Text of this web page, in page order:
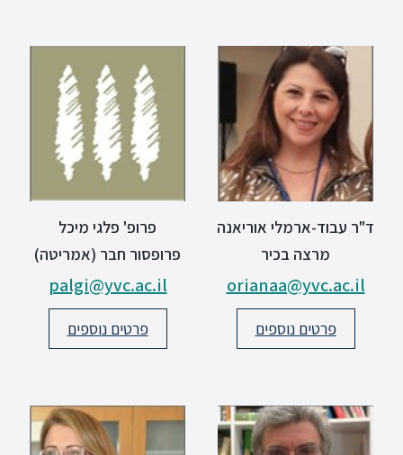
ד"ר עבוד-ארמלי אוריאנה
מרצה בכיר
orianaa@yvc.ac.il
פרטים נוספים
פרופ' פלגי מיכל
פרופסור חבר (אמריטה)
palgi@yvc.ac.il
פרטים נוספים